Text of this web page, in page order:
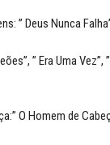
” Deus Nunca
” Era Uma Vez”,
O Homem de